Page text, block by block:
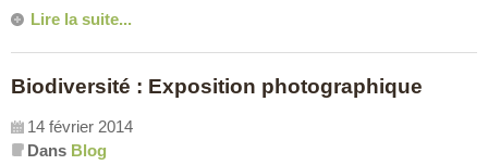
Lire la suite...
Biodiversité : Exposition photographique
14 février 2014
Dans Blog